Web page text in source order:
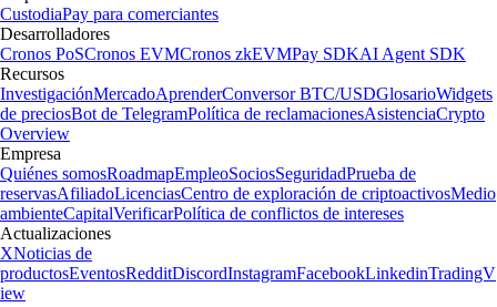
CustodiaPay para comerciantes
Desarrolladores
Cronos PoSCronos EVMCronos zkEVMPay SDKAI Agent SDK
Recursos
InvestigaciónMercadoAprenderConversor BTC/USDGlosarioWidgets
de preciosBot de TelegramPolítica de reclamacionesAsistenciaCrypto
Overview
Empresa
Quiénes somosRoadmapEmpleoSociosSeguridadPrueba de
reservasAfiliadoLicenciasCentro de exploración de criptoactivosMedio
ambienteCapitalVerificarPolítica de conflictos de intereses
Actualizaciones
XNoticias de
productosEventosRedditDiscordInstagramFacebookLinkedinTradingV
iew